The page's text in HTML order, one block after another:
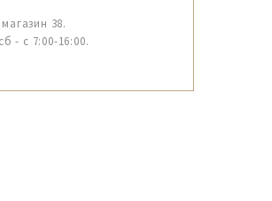
38.
- с 7:00-16:00.